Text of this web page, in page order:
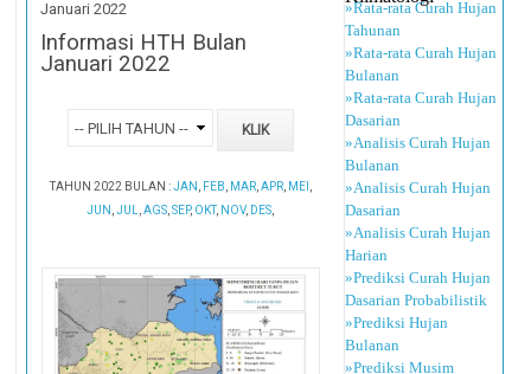
Januari 2022
Informasi HTH Bulan
Januari 2022
TAHUN 2022 BULAN :JAN FEB MAR, APR, MEI
JUN ,JUL ,AGS ,SEP, OKT, NOV, DES
»Rata-rata Curah Hujan
Tahunan
»Rata-rata Curah Hujan
Bulanan
»Rata-rata Curah Hujan
Dasarian
»Analisis Curah Hujan
Bulanan
»Analisis Curah Hujan
Dasarian
»Analisis Curah Hujan
Harian
»Prediksi Curah Hujan
Dasarian Probabilistik
»Prediksi Hujan
Bulanan
»Prediksi Musim